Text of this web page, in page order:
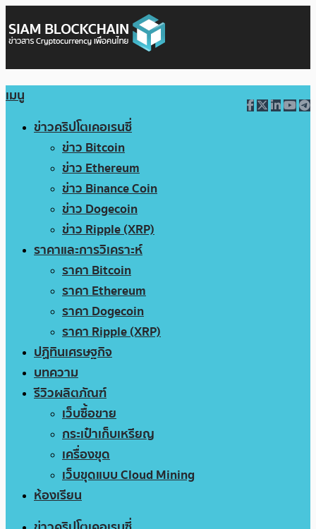
เมนู
ข่าวคริปโตเคอเรนซี่
ข่าว Bitcoin
ข่าว Ethereum
ข่าว Binance Coin
ข่าว Dogecoin
ข่าว Ripple (XRP)
ราคาและการวิเคราะห์
ราคา Bitcoin
ราคา Ethereum
ราคา Dogecoin
ราคา Ripple (XRP)
ปฏิทินเศรษฐกิจ
บทความ
รีวิวผลิตภัณฑ์
เว็บซื้อขาย
กระเป๋าเก็บเหรียญ
เครื่องขุด
เว็บขุดแบบ Cloud Mining
ห้องเรียน